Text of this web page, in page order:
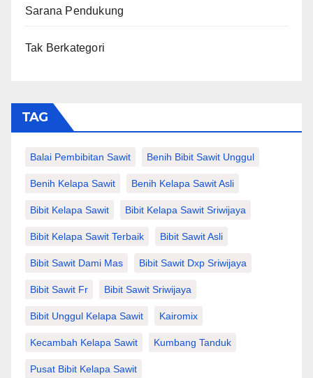
Sarana Pendukung
Tak Berkategori
TAG
Balai Pembibitan Sawit Benih Bibit Sawit Unggul
Benih Kelapa Sawit Benih Kelapa Sawit Asli
Bibit Kelapa Sawit Bibit Kelapa Sawit Sriwijaya
Bibit Kelapa Sawit Terbaik Bibit Sawit Asli
Bibit Sawit Dami Mas Bibit Sawit Dxp Sriwijaya
Bibit Sawit Fr Bibit Sawit Sriwijaya
Bibit Unggul Kelapa Sawit Kairomix
Kecambah Kelapa Sawit Kumbang Tanduk
Pusat Bibit Kelapa Sawit